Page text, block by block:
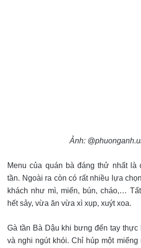
Ảnh:
Menu của quán bà đáng thử nhất là
tần. Ngoài ra còn có rất nhiều lựa
khách như mì, miến, bún, cháo,…
hết sảy, vừa ăn vừa xì xụp, xuýt xoa.
Gà tần Bà Dậu khi bưng đến tay
và nghi ngút khói. Chỉ húp một